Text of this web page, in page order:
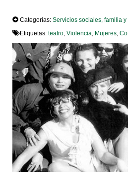
Categorías: Servicios sociales, familia y
Etiquetas: teatro Violencia Mujeres